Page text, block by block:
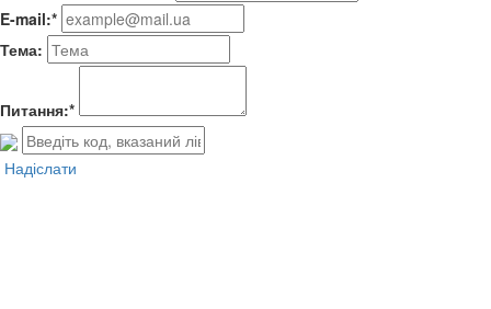
E-mail:*
Тема:
Питання:*
Надіслати